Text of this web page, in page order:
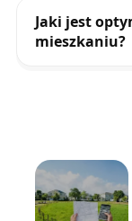
Jaki jest
mieszkaniu?